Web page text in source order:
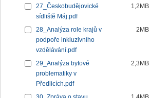
27_Českobudějovické
sídliště Máj.pdf
1,2MB
28_Analýza role krajů v
podpoře inkluzivního
vzdělávání.pdf
2MB
29_Analýza bytové
problematiky v
Předlicích.pdf
2,3MB